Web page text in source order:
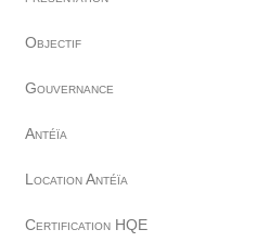
Objectif
Gouvernance
Antéïa
Location Antéïa
Certification HQE